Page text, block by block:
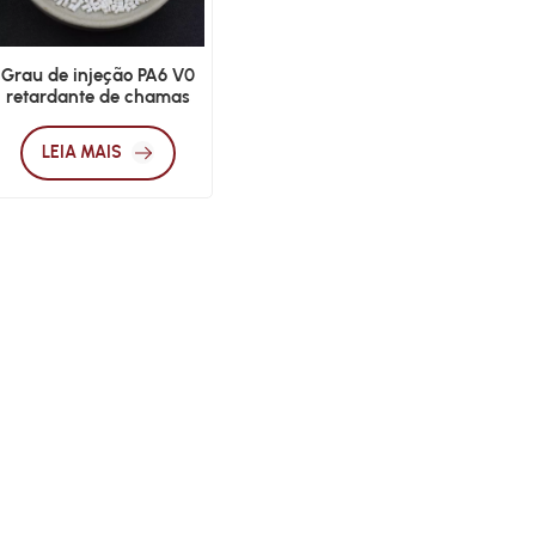
Grau de injeção PA6 V0
retardante de chamas
LEIA MAIS